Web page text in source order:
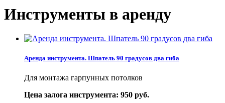
Инструменты в аренду
Аренда инструмента. Шпатель 90 градусов два гиба
Для монтажа гарпунных потолков
Цена залога инструмента: 950 руб.